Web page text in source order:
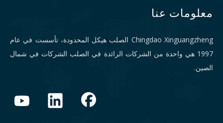
معلومات عنا
Chingdao Xinguangzheng الصلب هيكل المحدودة، تأسست في عام
1997 هي واحدة من الشركات الرائدة في الصلب الشركات في شمال
الصين.